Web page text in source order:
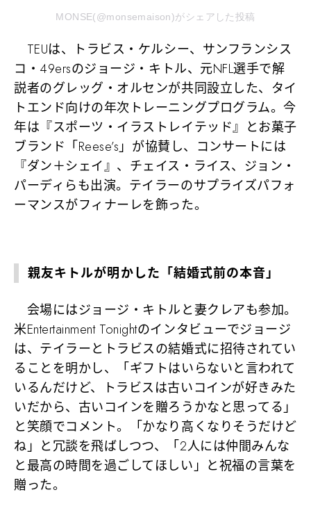
MONSE(@monsemaison)がシェアした投稿
TEUは、トラビス・ケルシー、サンフランシス
コ・49ersのジョージ・キトル、元NFL選手で解
説者のグレッグ・オルセンが共同設立した、タイ
トエンド向けの年次トレーニングプログラム。今
年は『スポーツ・イラストレイテッド』とお菓子
ブランド「Reese’s」が協賛し、コンサートには
『ダン＋シェイ』、チェイス・ライス、ジョン・
パーディらも出演。テイラーのサプライズパフォ
ーマンスがフィナーレを飾った。
親友キトルが明かした「結婚式前の本音」
会場にはジョージ・キトルと妻クレアも参加。
米Entertainment Tonightのインタビューでジョージ
は、テイラーとトラビスの結婚式に招待されてい
ることを明かし、「ギフトはいらないと言われて
いるんだけど、トラビスは古いコインが好きみた
いだから、古いコインを贈ろうかなと思ってる」
と笑顔でコメント。「かなり高くなりそうだけど
ね」と冗談を飛ばしつつ、「2人には仲間みんな
と最高の時間を過ごしてほしい」と祝福の言葉を
贈った。